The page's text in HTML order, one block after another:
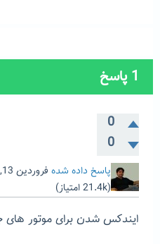
1پاسخ
0
0
پاسخ داده شده فروردین 13, 1397
(
21.4kامتیاز)
ایندکس شدن برای موتور های